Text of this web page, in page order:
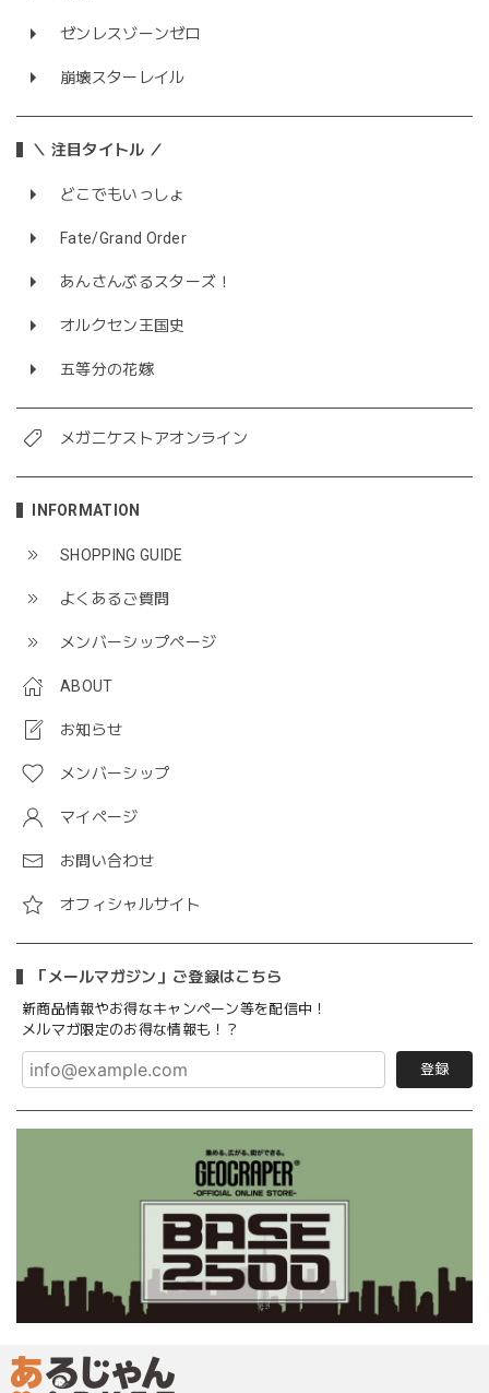
ゼンレスゾーンゼロ
崩壊スターレイル
＼ 注目タイトル ／
どこでもいっしょ
Fate/Grand Order
あんさんぶるスターズ！
オルクセン王国史
五等分の花嫁
メガニケストアオンライン
INFORMATION
SHOPPING GUIDE
よくあるご質問
メンバーシップページ
ABOUT
お知らせ
メンバーシップ
マイページ
お問い合わせ
オフィシャルサイト
「メールマガジン」ご登録はこちら
新商品情報やお得なキャンペーン等を配信中！
メルマガ限定のお得な情報も！？
登録